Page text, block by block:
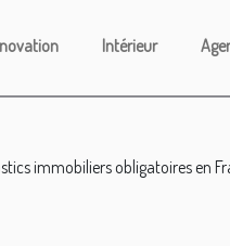
Intérieur
immobiliers obligatoires en